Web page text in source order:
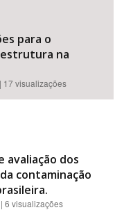
para o
na
| 17 visualizações
avaliação dos
contaminação
| 6 visualizações